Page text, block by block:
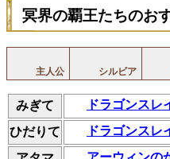
冥界の覇王たちのお
主人公 シルビア
みぎて
ドラゴンスレ
ひだりて
ドラゴンスレ